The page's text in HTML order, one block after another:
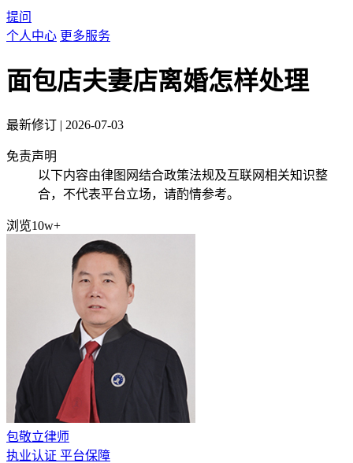
提问
个人中心 更多服务
面包店夫妻店离婚怎样处理
最新修订 | 2026-07-03
免责声明
以下内容由律图网结合政策法规及互联网相关知识整
合，不代表平台立场，请酌情参考。
浏览10w+
包敬立律师
执业认证 平台保障